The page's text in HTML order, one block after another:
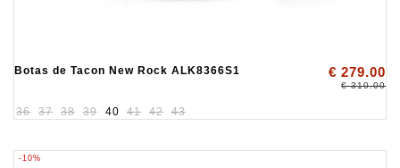
Botas de Tacon New Rock ALK8366S1 € 279.00
€ 310.00
36 37 38 39 40 41 42 43
-10%